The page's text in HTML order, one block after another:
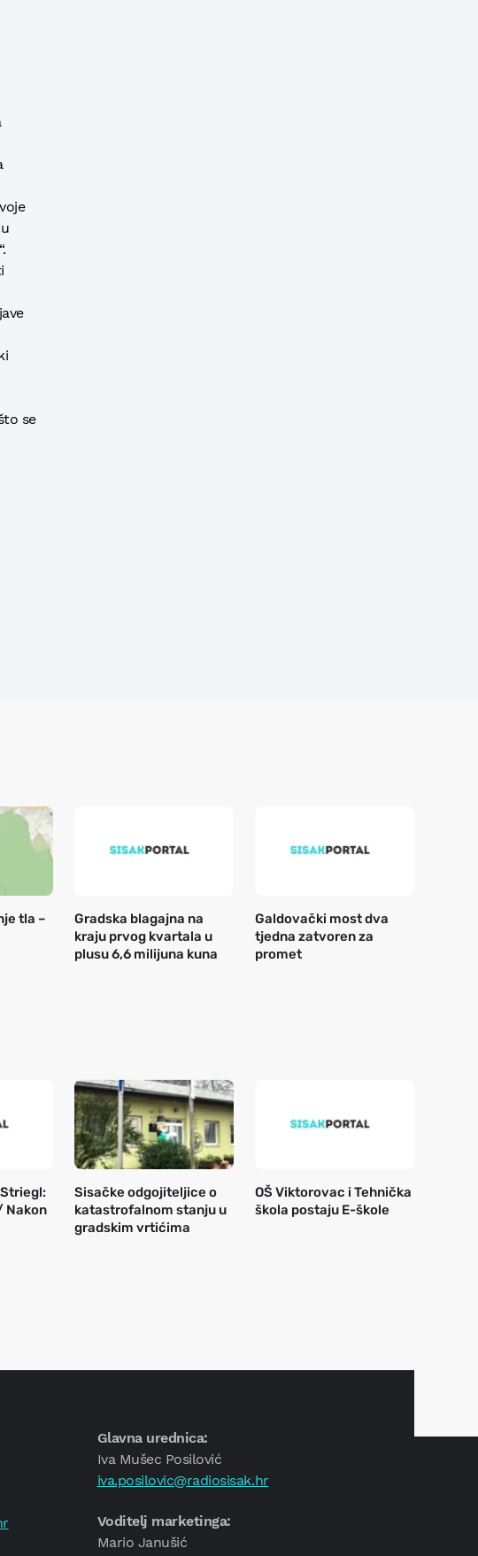
se
tla –
Gradska blagajna na
kraju prvog kvartala u
plusu 6,6 milijuna kuna
Galdovački most dva
tjedna zatvoren za
promet
Nakon
Sisačke odgojiteljice o
katastrofalnom stanju u
gradskim vrtićima
OŠ Viktorovac i Tehnička
škola postaju E-škole
Glavna urednica:
Iva Mušec Posilović
iva.posilovic@radiosisak.hr
Voditelj marketinga:
Mario Janušić